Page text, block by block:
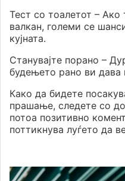
Тест со тоалетот – Ако
валкан, големи се
кујната.
Станувајте порано –
будењето рано ви дава
Како да бидете
прашање, следете со
потоа позитивно
поттикнува луѓето да